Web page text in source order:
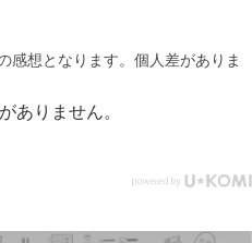
ありません。